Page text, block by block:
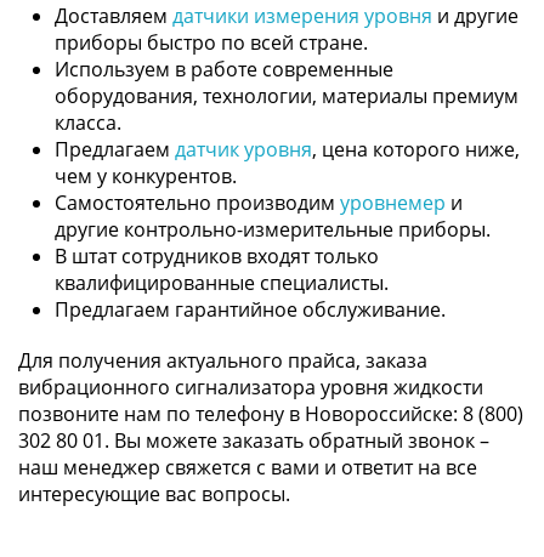
Доставляем датчики измерения уровня и другие
приборы быстро по всей стране.
Используем в работе современные
оборудования, технологии, материалы премиум
класса.
Предлагаем датчик уровня, цена которого ниже,
чем у конкурентов.
Самостоятельно производим уровнемер и
другие контрольно-измерительные приборы.
В штат сотрудников входят только
квалифицированные специалисты.
Предлагаем гарантийное обслуживание.
Для получения актуального прайса, заказа
вибрационного сигнализатора уровня жидкости
позвоните нам по телефону в Новороссийске: 8 (800)
302 80 01. Вы можете заказать обратный звонок –
наш менеджер свяжется с вами и ответит на все
интересующие вас вопросы.